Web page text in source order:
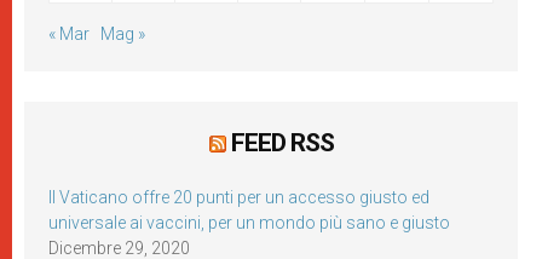
« Mar Mag »
FEED RSS
Il Vaticano offre 20 punti per un accesso giusto ed
universale ai vaccini, per un mondo più sano e giusto
Dicembre 29, 2020